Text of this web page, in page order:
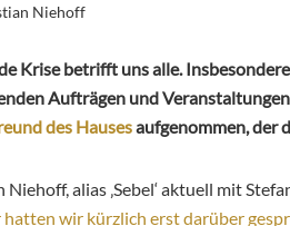
Niehoff
Krise betrifft uns alle.
Aufträgen und
des Hausesaufgenommen, der
alias ‚Sebel‘ aktuell mit
wir kürzlich erst darüber